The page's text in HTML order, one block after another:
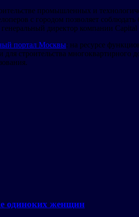
промышленных и
с городом позволяет
директор компании
портал Москвы: на ресурсе
строительства многоквартирного
одиноких женщин